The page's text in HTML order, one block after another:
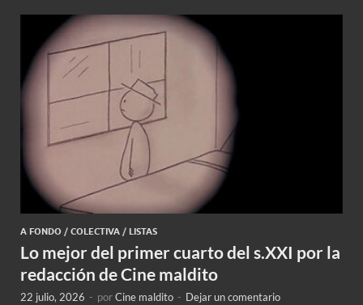
A FONDO / COLECTIVA / LISTAS
Lo mejor del primer cuarto del s.XXI por la
redacción de Cine maldito
22 julio, 2026 - porCine maldito - Dejar un comentario